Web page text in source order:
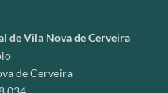
de Vila Nova de Cerveira
de Cerveira